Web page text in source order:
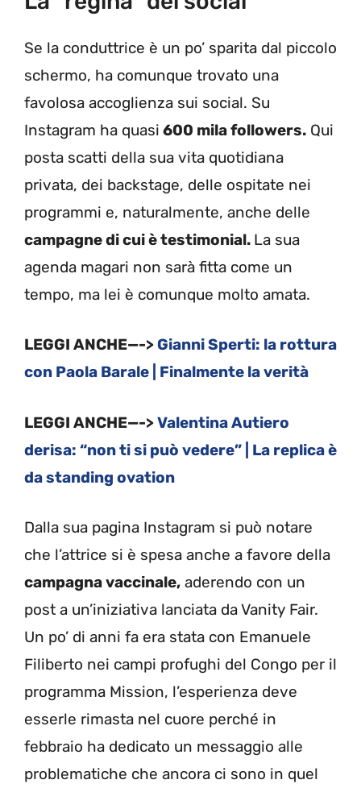
Se la conduttrice è un po’ sparita dal piccolo
schermo, ha comunque trovato una
favolosa accoglienza sui social. Su
Instagram ha quasi 600 mila followers. Qui
posta scatti della sua vita quotidiana
privata, dei backstage, delle ospitate nei
programmi e, naturalmente, anche delle
campagne di cui è testimonial. La sua
agenda magari non sarà fitta come un
tempo, ma lei è comunque molto amata.
LEGGI ANCHE—->Gianni Sperti: la rottura
con Paola Barale | Finalmente la verità
LEGGI ANCHE—->Valentina Autiero
derisa: “non ti si può vedere” | La replica è
da standing ovation
Dalla sua pagina Instagram si può notare
che l’attrice si è spesa anche a favore della
campagna vaccinale, aderendo con un
post a un’iniziativa lanciata da Vanity Fair.
Un po’ di anni fa era stata con Emanuele
Filiberto nei campi profughi del Congo per il
programma Mission, l’esperienza deve
esserle rimasta nel cuore perché in
febbraio ha dedicato un messaggio alle
problematiche che ancora ci sono in quel